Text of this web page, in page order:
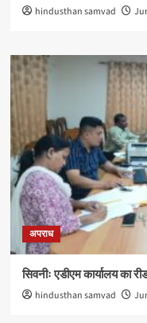
hindusthan samvad
अपराध
सिवनीः एडीएम कार्यालय का
hindusthan samvad